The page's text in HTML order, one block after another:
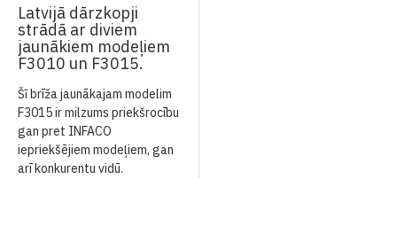
Latvijā dārzkopji
strādā ar diviem
jaunākiem modeļiem
F3010 un F3015.
Šī brīža jaunākajam modelim
F3015 ir milzums priekšrocību
gan pret INFACO
iepriekšējiem modeļiem, gan
arī konkurentu vidū.